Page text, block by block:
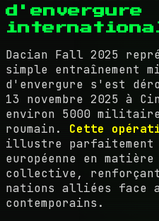
d'envergure
Dacian Fall 2025
simple entraînement
d'envergure s'est
13 novembre 2025 à
environ 5000 militaires
roumain. Cette
illustre parfaitement
européenne en
collective,
nations alliées face
contemporains.